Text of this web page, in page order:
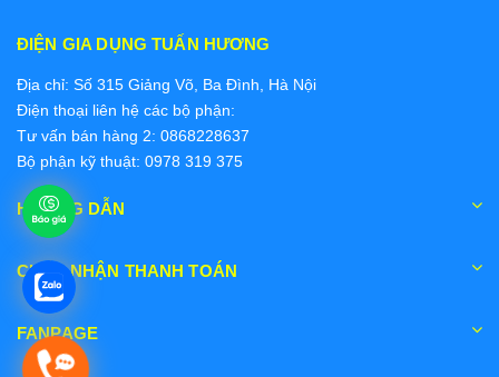
ĐIỆN GIA DỤNG TUẤN HƯƠNG
Địa chỉ: Số 315 Giảng Võ, Ba Đình, Hà Nội
Điện thoại liên hệ các bộ phận:
Tư vấn bán hàng 2: 0868228637
Bộ phận kỹ thuật: 0978 319 375
HƯỚNG DẪN
CHẤP NHẬN THANH TOÁN
FANPAGE